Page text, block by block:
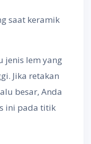
saat keramik
jenis lem yang
Jika retakan
besar, Anda
ini pada titik